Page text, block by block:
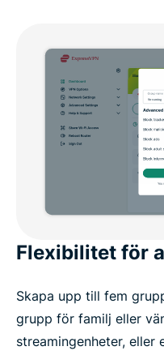
Flexibilitet för
Skapa upp till fem
grupp för familj eller
streamingenheter, eller